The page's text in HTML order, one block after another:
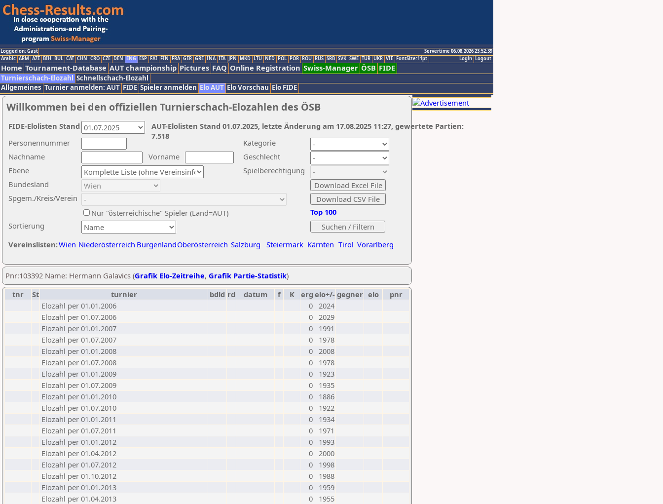
Logged on: Gast
Servertime 06.08.2026 23:52:39
Logout
Login
Arabic ARM AZE BIH BUL CAT CHN CRO CZE DEN ENG ESP FAI FIN FRA GER GRE INA ITA JPN MKD LTU NED POL POR ROU RUS SRB SVK SWE TUR UKR VIE FontSize:11pt
Home Tournament-Database AUT championship Pictures FAQ Online Registration Swiss-Manager ÖSB FIDE
Turnierschach-Elozahl Schnellschach-Elozahl
Allgemeines Turnier anmelden: AUT FIDE Spieler anmelden Elo AUT Elo Vorschau Elo FIDE
Willkommen bei den offiziellen Turnierschach-Elozahlen des ÖSB
Nachname
Vorname
Ebene
Kategorie
Sortierung
Personennummer
Bundesland
Spgem./Kreis/Verein
Geschlecht
Nur "österreichische" Spieler (Land=AUT)
Spielberechtigung
Vereinslisten:Wien Niederösterreich BurgenlandOberösterreich Salzburg Steiermark Kärnten Tirol Vorarlberg
Top 100
AUT-Elolisten Stand 01.07.2025, letzte Änderung am 17.08.2025 11:27, gewertete Partien:
7.518
FIDE-Elolisten Stand
Pnr:103392 Name: Hermann Galavics (Grafik Elo-Zeitreihe, Grafik Partie-Statistik)
tnr
St turnier bdld rd datum f K erg elo+/- gegner elo
pnr
Elozahl per 01.01.2006
0 2024
Elozahl per 01.07.2006
0 2029
Elozahl per 01.01.2007
0
1991
Elozahl per 01.07.2007
0
1978
Elozahl per 01.01.2008
0 2008
Elozahl per 01.07.2008
0
1978
Elozahl per 01.01.2009
0
1923
Elozahl per 01.07.2009
0
1935
Elozahl per 01.01.2010
0
1886
Elozahl per 01.07.2010
0
1922
Elozahl per 01.01.2011
0
1934
Elozahl per 01.07.2011
0
1971
Elozahl per 01.01.2012
0
1993
Elozahl per 01.04.2012
0 2000
Elozahl per 01.07.2012
0
1998
Elozahl per 01.10.2012
0
1988
Elozahl per 01.01.2013
0
1959
Elozahl per 01.04.2013
0
1955